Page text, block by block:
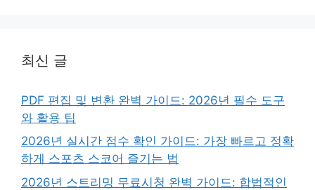
최신 글
PDF 편집 및 변환 완벽 가이드: 2026년 필수 도구
와 활용 팁
2026년 실시간 점수 확인 가이드: 가장 빠르고 정확
하게 스포츠 스코어 즐기는 법
2026년 스트리밍 무료시청 완벽 가이드: 합법적인